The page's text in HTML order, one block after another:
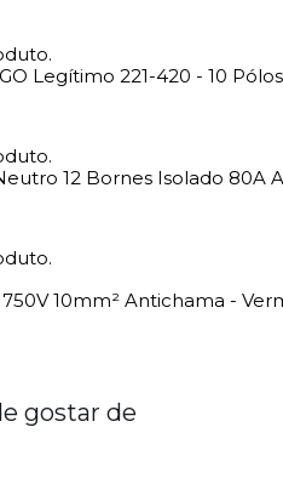
Legítimo 221-420 - 10
12 Bornes Isolado 80A
10mm² Antichama -
gostar de